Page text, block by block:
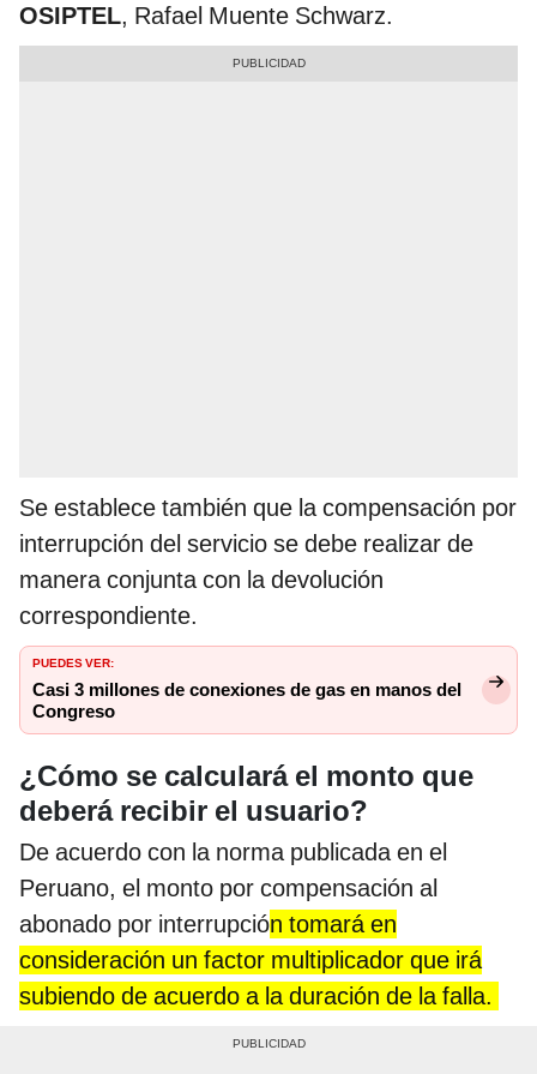
OSIPTEL, Rafael Muente Schwarz.
Se establece también que la compensación por
interrupción del servicio se debe realizar de
manera conjunta con la devolución
correspondiente.
PUEDES VER:
Casi 3 millones de conexiones de gas en manos del
Congreso
¿Cómo se calculará el monto que
deberá recibir el usuario?
De acuerdo con la norma publicada en el
Peruano, el monto por compensación al
abonado por interrupción tomará en
consideración un factor multiplicador que irá
subiendo de acuerdo a la duración de la falla.